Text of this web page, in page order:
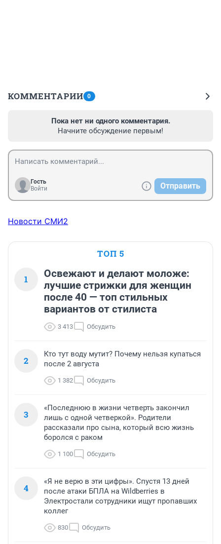
КОММЕНТАРИИ 0
Пока нет ни одного комментария.
Начните обсуждение первым!
Гость
Войти
Отправить
Новости СМИ2
ТОП 5
1
Освежают и делают моложе:
лучшие стрижки для женщин
после 40 — топ стильных
вариантов от стилиста
3 413 Обсудить
2
Кто тут воду мутит? Почему нельзя купаться
после 2 августа
1 382 Обсудить
3
«Последнюю в жизни четверть закончил
лишь с одной четверкой». Родители
рассказали про сына, который всю жизнь
боролся с раком
1 100 Обсудить
4
«Я не верю в эти цифры». Спустя 13 дней
после атаки БПЛА на Wildberries в
Электростали сотрудники ищут пропавших
коллег
830 Обсудить